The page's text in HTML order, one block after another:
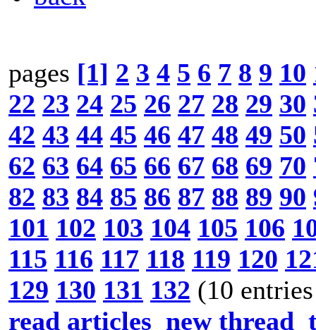
pages [1] 2 3 4 5 6 7 8 9 10
22 23 24 25 26 27 28 29 30
42 43 44 45 46 47 48 49 50
62 63 64 65 66 67 68 69 70
82 83 84 85 86 87 88 89 90
101 102 103 104 105 106
115 116 117 118 119 120
129 130 131 132 (10
read articles new thread